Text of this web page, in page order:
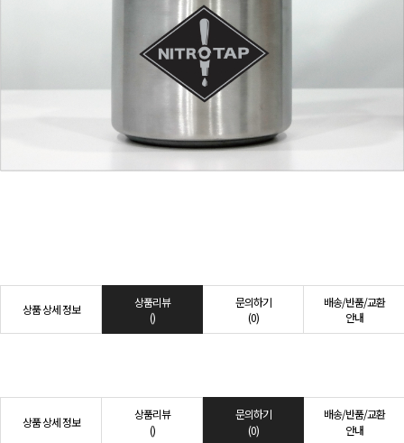
상품 상세 정보
상품리뷰
()
문의하기
(0)
배송/반품/교환
안내
상품 상세 정보
상품리뷰
()
문의하기
(0)
배송/반품/교환
안내